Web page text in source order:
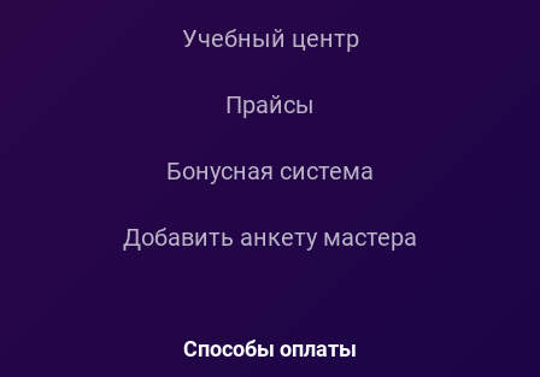
Учебный центр
Прайсы
Бонусная система
Добавить анкету мастера
Способы оплаты